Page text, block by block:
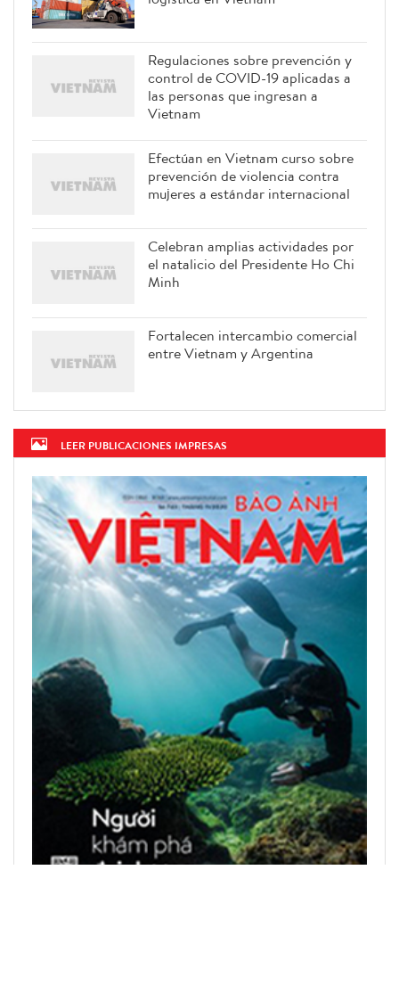
Regulaciones sobre prevención y
control de COVID-19 aplicadas a
las personas que ingresan a
Vietnam
Efectúan en Vietnam curso sobre
prevención de violencia contra
mujeres a estándar internacional
Celebran amplias actividades por
el natalicio del Presidente Ho Chi
Minh
Fortalecen intercambio comercial
entre Vietnam y Argentina
LEER PUBLICACIONES IMPRESAS